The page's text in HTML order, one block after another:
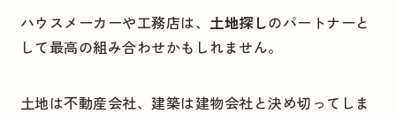
ハウスメーカーや工務店は、 土地探しのパートナーと
して最高の組み合わせかもしれません。
土地は不動産会社、建築は建物会社と決め切ってしま